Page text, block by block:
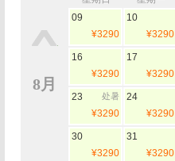
8月
09
¥3290
10
¥3290
16
¥3290
17
¥3290
23 处暑
¥3290
24
¥3290
30
¥3290
31
¥3290